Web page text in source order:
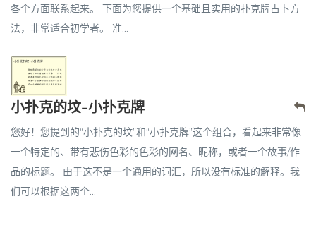
各个方面联系起来。 下面为您提供一个基础且实用的扑克牌占卜方
法，非常适合初学者。 准...
小扑克的坟-小扑克牌
您好！您提到的“小扑克的坟”和“小扑克牌”这个组合，看起来非常像
一个特定的、带有悲伤色彩的色彩的网名、昵称，或者一个故事/作
品的标题。 由于这不是一个通用的词汇，所以没有标准的解释。我
们可以根据这两个...